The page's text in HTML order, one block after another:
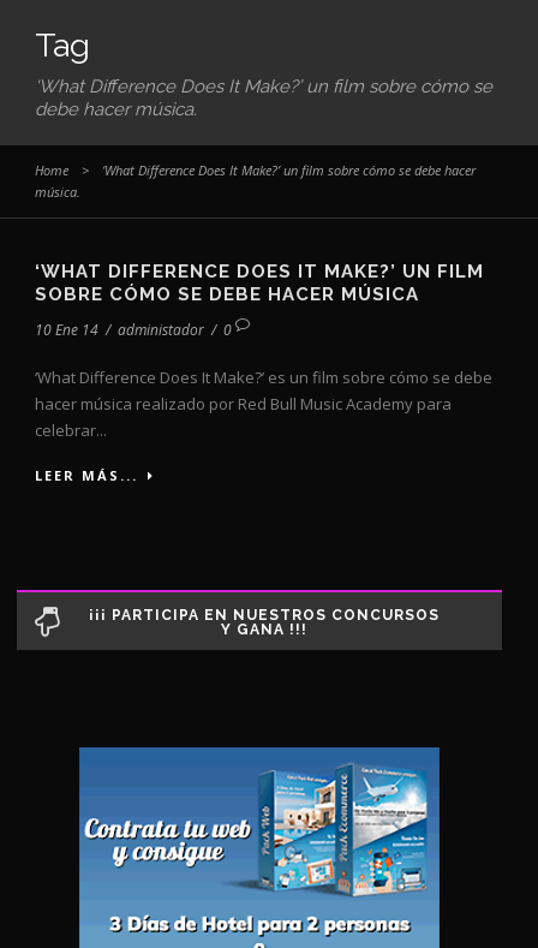
Tag
‘What Difference Does It Make?’ un film sobre cómo se
debe hacer música.
Home >
‘What Difference Does It Make?’ un film sobre cómo se debe hacer
música.
‘WHAT DIFFERENCE DOES IT MAKE?’ UN FILM
SOBRE CÓMO SE DEBE HACER MÚSICA
10 Ene 14 / administador / 0
‘What Difference Does It Make?’ es un film sobre cómo se debe
hacer música realizado por Red Bull Music Academy para
celebrar...
LEER MÁS...
¡¡¡ PARTICIPA EN NUESTROS CONCURSOS
Y GANA !!!